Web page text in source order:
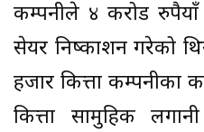
कम्पनीले ४ करोड रुपैयाँ
सेयर निष्काशन गरेको
हजार कित्ता कम्पनीका
कित्ता सामुहिक